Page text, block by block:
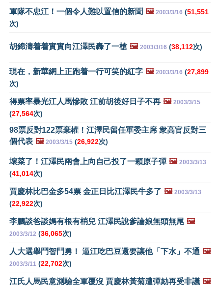
軍隊不忠江！一個令人難以置信的新聞 🖼️ 2003/3/16 (51,551
次)
胡錦濤着着實實向江澤民轟了一槍 🖼️ 2003/3/16 (38,112次)
現在，新華網上正跑着一行可笑的紅字 🖼️ 2003/3/16 (27,899
次)
得票率暴光江人馬慘敗 江前胡後好日子不再 🖼️ 2003/3/15
(27,564次)
98票反對122票棄權！江澤民留任軍委主席 衆高官反對三
個代表 🖼️ 2003/3/15 (26,922次)
壞菜了！江澤民兩會上向自己投了一顆原子彈 🖼️ 2003/3/13
(41,014次)
賈慶林比巴金多54票 金正日比江澤民牛多了 🖼️ 2003/3/13
(22,922次)
李鵬談爸談媽有根有梢兒 江澤民說爹論娘無頭無尾 🖼️
2003/3/12 (36,065次)
人大選舉鬥智鬥勇！ 逼江吃巴豆還要讓他「下水」不通 🖼️
2003/3/11 (22,702次)
江氏人馬民意測驗全軍覆沒 賈慶林黃菊遭彈劾再受非議 🖼️